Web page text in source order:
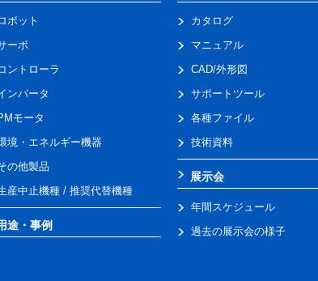
ボット
ーボ
ントローラ
ンバータ
モータ
境・エネルギー機器
の他製品
産中止機種 / 推奨代替機種
途・事例
カタログ
マニュアル
CAD/外形図
サポートツール
各種ファイル
技術資料
展示会
年間スケジュール
過去の展示会の様子